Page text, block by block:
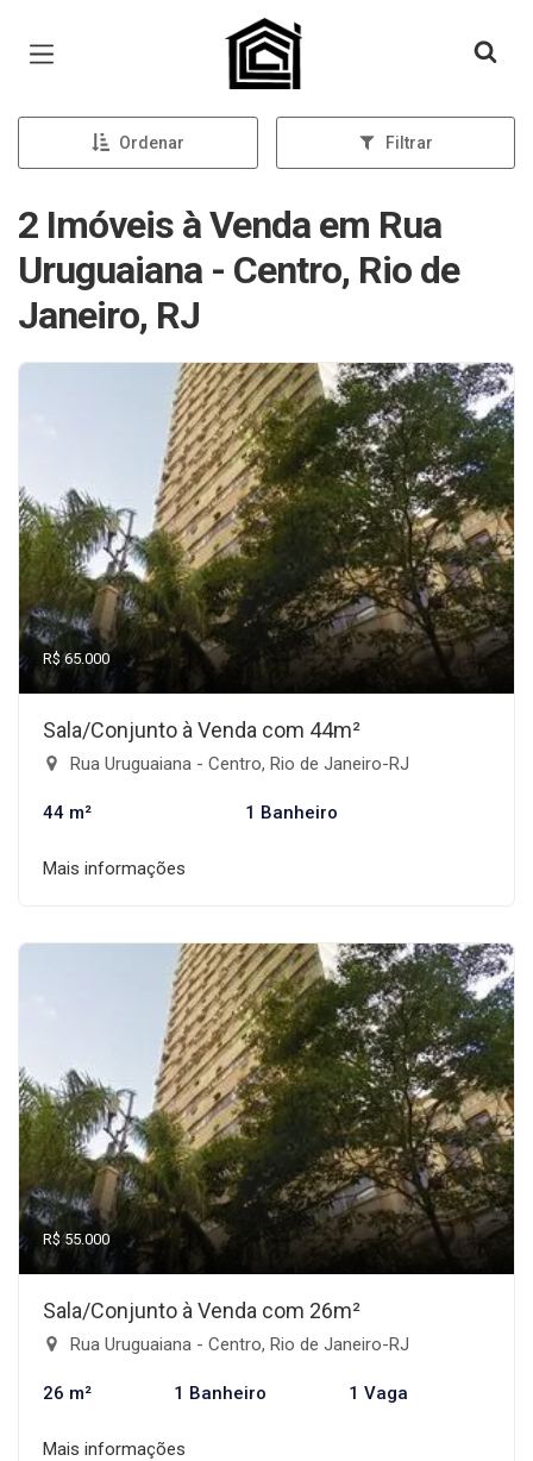
Página inicial
Ordenar Filtrar
2 Imóveis à Venda em Rua
Uruguaiana - Centro, Rio de
Janeiro, RJ
R$ 65.000
Sala/Conjunto à Venda com 44m²
Rua Uruguaiana - Centro, Rio de Janeiro-RJ
44 m² 1 Banheiro
Mais informações
R$ 55.000
Sala/Conjunto à Venda com 26m²
Rua Uruguaiana - Centro, Rio de Janeiro-RJ
26 m² 1 Banheiro 1 Vaga
Mais informações